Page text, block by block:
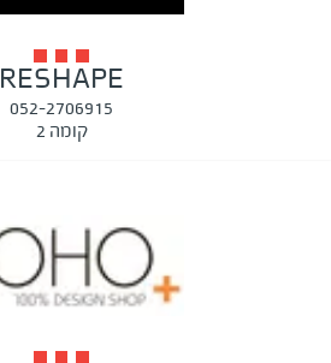
RESHAPE
052-2706915
קומה 2